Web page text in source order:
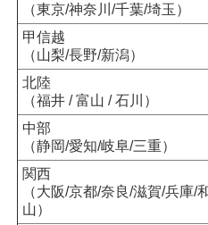
（東京/神奈川/千葉/埼玉）
甲信越
（山梨/長野/新潟）
北陸
（福井 / 富山 / 石川）
中部
（静岡/愛知/岐阜/三重）
関西
（大阪/京都/奈良/滋賀/兵庫/
山）